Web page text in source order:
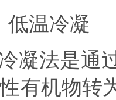
低温冷凝
凝法是通
有机物转